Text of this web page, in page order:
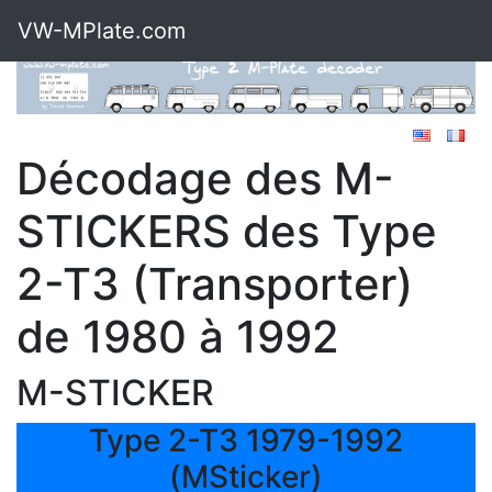
VW-MPlate.com
Décodage des M-
STICKERS des Type
2-T3 (Transporter)
de 1980 à 1992
M-STICKER
Type 2-T3 1979-1992
(MSticker)